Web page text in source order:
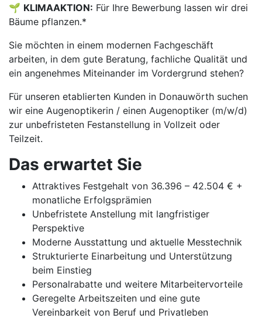
🌱 KLIMAAKTION: Für Ihre Bewerbung lassen wir drei
Bäume pflanzen.*
Sie möchten in einem modernen Fachgeschäft
arbeiten, in dem gute Beratung, fachliche Qualität und
ein angenehmes Miteinander im Vordergrund stehen?
Für unseren etablierten Kunden in Donauwörth suchen
wir eine Augenoptikerin / einen Augenoptiker (m/w/d)
zur unbefristeten Festanstellung in Vollzeit oder
Teilzeit.
Das erwartet Sie
Attraktives Festgehalt von 36.396 – 42.504 € +
monatliche Erfolgsprämien
Unbefristete Anstellung mit langfristiger
Perspektive
Moderne Ausstattung und aktuelle Messtechnik
Strukturierte Einarbeitung und Unterstützung
beim Einstieg
Personalrabatte und weitere Mitarbeitervorteile
Geregelte Arbeitszeiten und eine gute
Vereinbarkeit von Beruf und Privatleben